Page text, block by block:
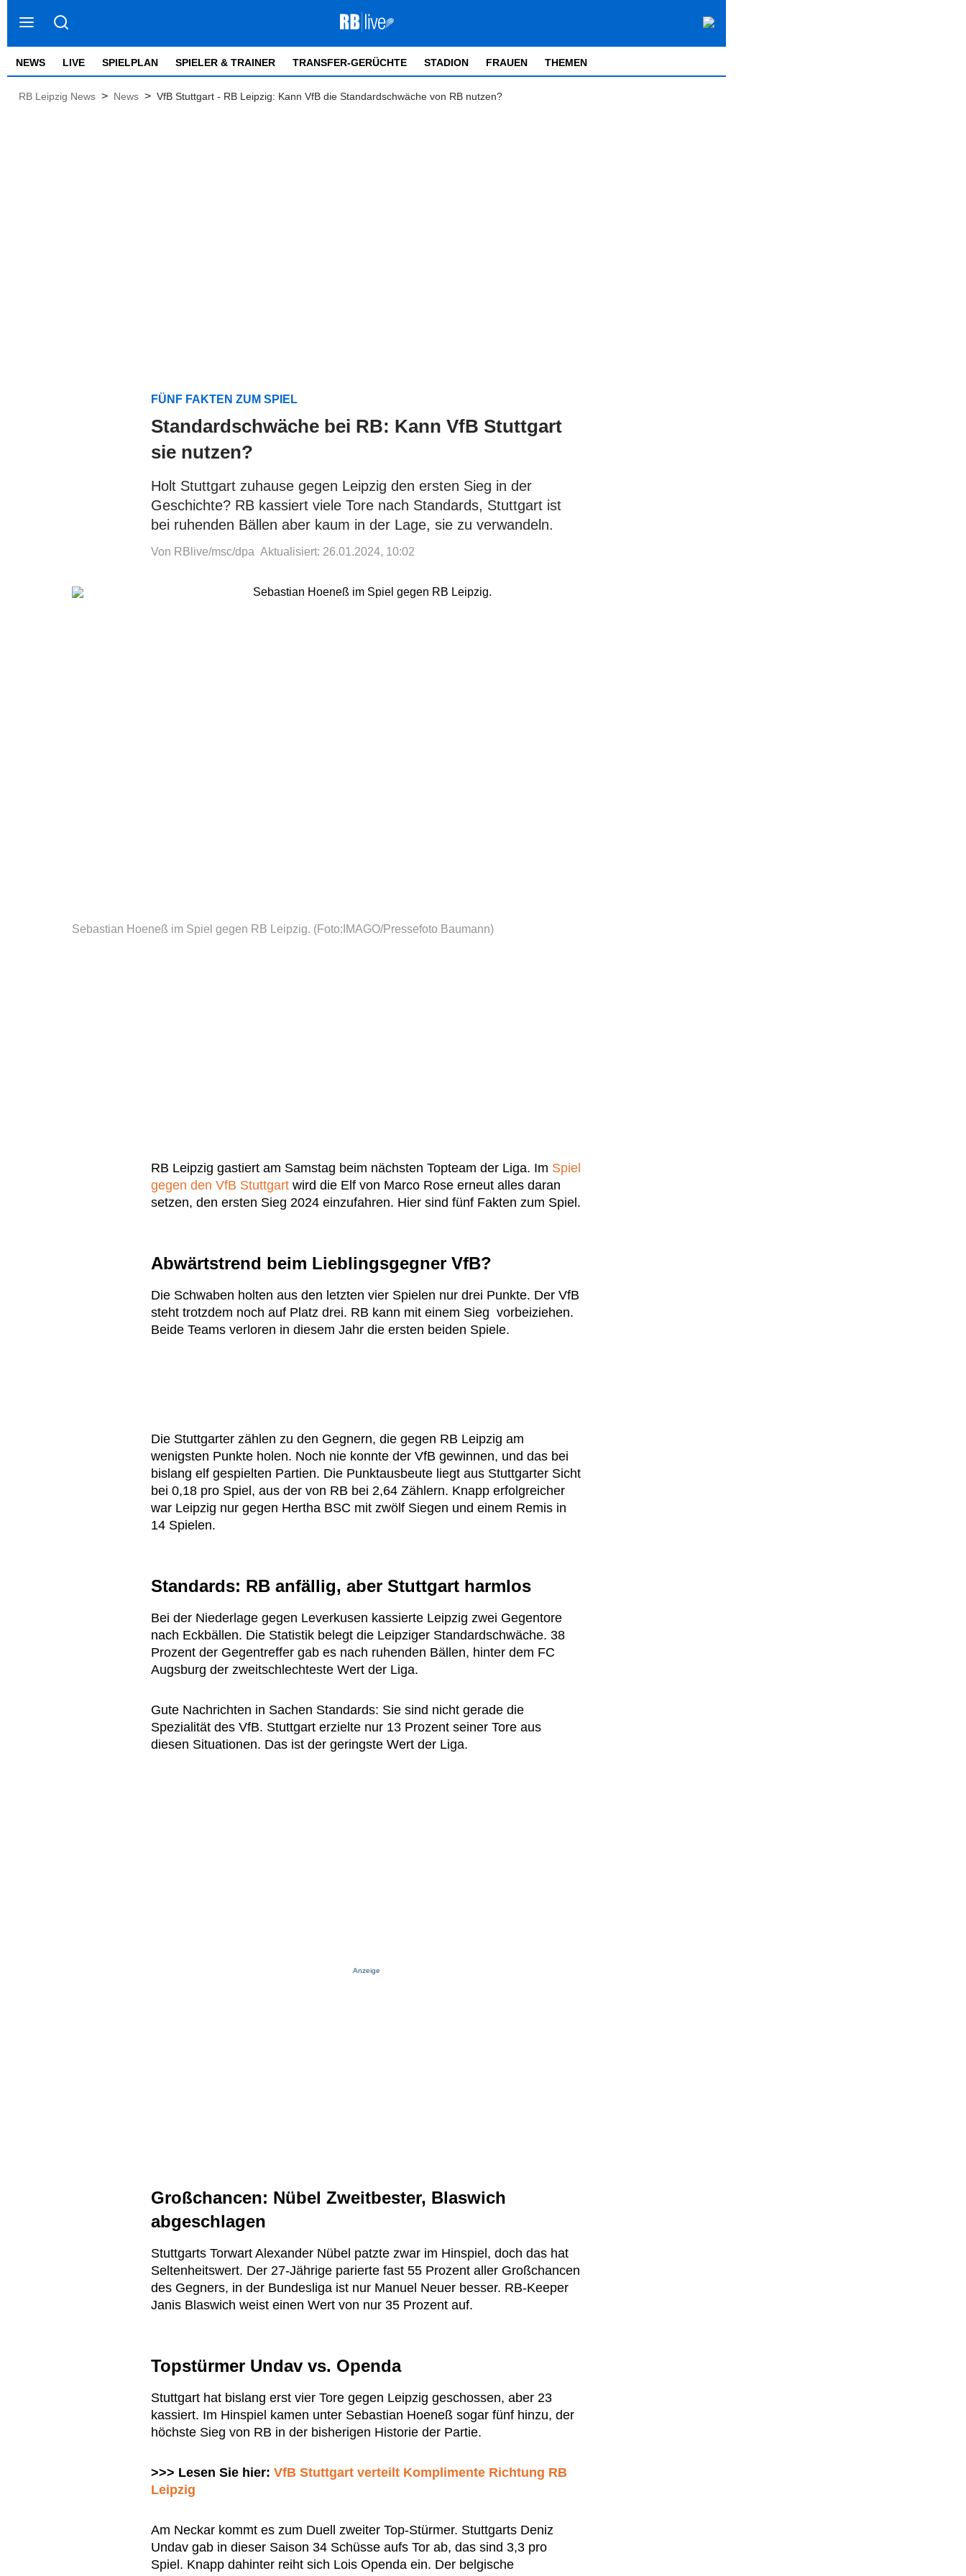
NEWS LIVE SPIELPLAN SPIELER & TRAINER TRANSFER-GERÜCHTE STADION FRAUEN THEMEN
RB Leipzig News > News > VfB Stuttgart - RB Leipzig: Kann VfB die Standardschwäche von RB nutzen?
FÜNF FAKTEN ZUM SPIEL
Standardschwäche bei RB: Kann VfB Stuttgart
sie nutzen?
Holt Stuttgart zuhause gegen Leipzig den ersten Sieg in der
Geschichte? RB kassiert viele Tore nach Standards, Stuttgart ist
bei ruhenden Bällen aber kaum in der Lage, sie zu verwandeln.
Von RBlive/msc/dpa Aktualisiert: 26.01.2024, 10:02
Sebastian Hoeneß im Spiel gegen RB Leipzig. (Foto:IMAGO/Pressefoto Baumann)
RB Leipzig gastiert am Samstag beim nächsten Topteam der Liga. Im Spiel
gegen den VfB Stuttgart wird die Elf von Marco Rose erneut alles daran
setzen, den ersten Sieg 2024 einzufahren. Hier sind fünf Fakten zum Spiel.
Abwärtstrend beim Lieblingsgegner VfB?
Die Schwaben holten aus den letzten vier Spielen nur drei Punkte. Der VfB
steht trotzdem noch auf Platz drei. RB kann mit einem Sieg vorbeiziehen.
Beide Teams verloren in diesem Jahr die ersten beiden Spiele.
Die Stuttgarter zählen zu den Gegnern, die gegen RB Leipzig am
wenigsten Punkte holen. Noch nie konnte der VfB gewinnen, und das bei
bislang elf gespielten Partien. Die Punktausbeute liegt aus Stuttgarter Sicht
bei 0,18 pro Spiel, aus der von RB bei 2,64 Zählern. Knapp erfolgreicher
war Leipzig nur gegen Hertha BSC mit zwölf Siegen und einem Remis in
14 Spielen.
Standards: RB anfällig, aber Stuttgart harmlos
Bei der Niederlage gegen Leverkusen kassierte Leipzig zwei Gegentore
nach Eckbällen. Die Statistik belegt die Leipziger Standardschwäche. 38
Prozent der Gegentreffer gab es nach ruhenden Bällen, hinter dem FC
Augsburg der zweitschlechteste Wert der Liga.
Gute Nachrichten in Sachen Standards: Sie sind nicht gerade die
Spezialität des VfB. Stuttgart erzielte nur 13 Prozent seiner Tore aus
diesen Situationen. Das ist der geringste Wert der Liga.
Anzeige
Großchancen: Nübel Zweitbester, Blaswich
abgeschlagen
Stuttgarts Torwart Alexander Nübel patzte zwar im Hinspiel, doch das hat
Seltenheitswert. Der 27-Jährige parierte fast 55 Prozent aller Großchancen
des Gegners, in der Bundesliga ist nur Manuel Neuer besser. RB-Keeper
Janis Blaswich weist einen Wert von nur 35 Prozent auf.
Topstürmer Undav vs. Openda
Stuttgart hat bislang erst vier Tore gegen Leipzig geschossen, aber 23
kassiert. Im Hinspiel kamen unter Sebastian Hoeneß sogar fünf hinzu, der
höchste Sieg von RB in der bisherigen Historie der Partie.
>>> Lesen Sie hier: VfB Stuttgart verteilt Komplimente Richtung RB
Leipzig
Am Neckar kommt es zum Duell zweiter Top-Stürmer. Stuttgarts Deniz
Undav gab in dieser Saison 34 Schüsse aufs Tor ab, das sind 3,3 pro
Spiel. Knapp dahinter reiht sich Lois Openda ein. Der belgische